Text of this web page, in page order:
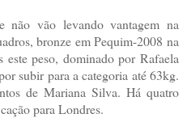
não vão levando vantagem na
bronze em Pequim-2008 na
este peso, dominado por Rafaela
subir para a categoria até 63kg.
de Mariana Silva. Há quatro
para Londres.